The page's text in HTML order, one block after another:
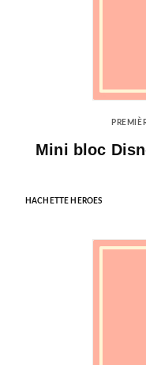
Mini bloc
HACHETTE HEROES